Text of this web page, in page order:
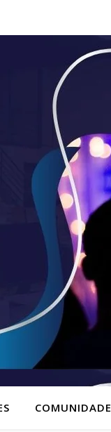
COMUNIDADE